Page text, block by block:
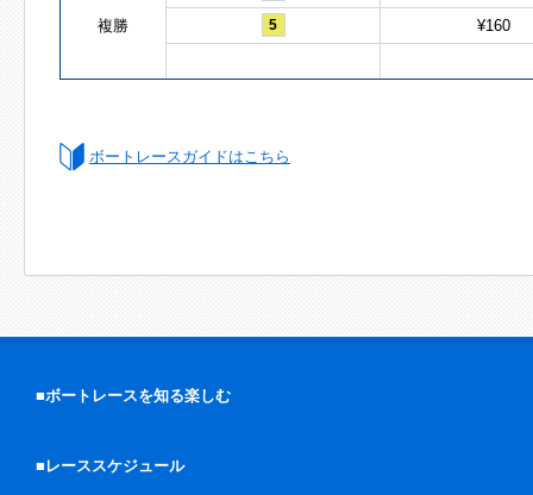
複勝 5 ¥160
ボートレースガイドはこちら
■ボートレースを知る楽しむ
■レーススケジュール